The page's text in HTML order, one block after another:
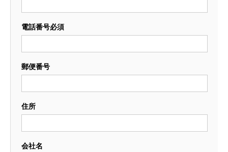
電話番号必須
郵便番号
住所
会社名